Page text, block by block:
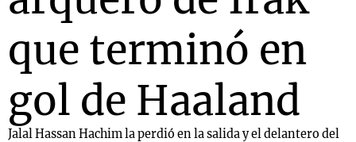
que terminó en
gol de Haaland
Jalal Hassan Hachim la perdió en la salida y el delantero del